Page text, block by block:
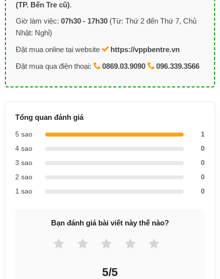
(TP. Bến Tre cũ).
Giờ làm việc: 07h30 - 17h30 (Từ: Thứ 2 đến Thứ 7, Chủ
Nhật: Nghỉ)
Đặt mua online tại website
https://vppbentre.vn
Đặt mua qua điện thoại:
0869.03.9090 096.339.3566
Tổng quan đánh giá
5 sao
1
4 sao
0
3 sao
0
2 sao
0
1 sao
0
Bạn đánh giá bài viết này thế nào?
5/5